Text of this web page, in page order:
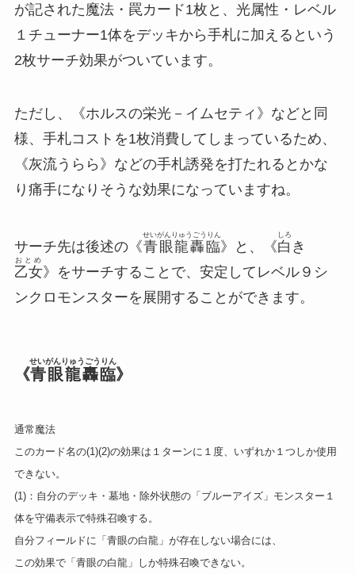
が記された魔法・罠カード1枚と、光属性・レベル
１チューナー1体をデッキから手札に加えるという
2枚サーチ効果がついています。
ただし、《ホルスの栄光－イムセティ》などと同
様、手札コストを1枚消費してしまっているため、
《灰流うらら》などの手札誘発を打たれるとかな
り痛手になりそうな効果になっていますね。
サーチ先は後述の《青眼龍轟臨
せいがんりゅうごうりん
》と、《白
しろ
き
乙女
おとめ
》をサーチすることで、安定してレベル９シ
ンクロモンスターを展開することができます。
《青眼龍轟臨
せいがんりゅうごうりん
》
通常魔法
このカード名の(1)(2)の効果は１ターンに１度、いずれか１つしか使用
できない。
(1)：自分のデッキ・墓地・除外状態の「ブルーアイズ」モンスター１
体を守備表示で特殊召喚する。
自分フィールドに「青眼の白龍」が存在しない場合には、
この効果で「青眼の白龍」しか特殊召喚できない。